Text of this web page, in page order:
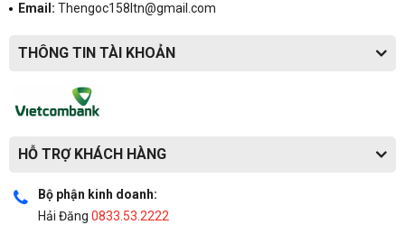
Email: Thengoc158ltn@gmail.com
THÔNG TIN TÀI KHOẢN
HỖ TRỢ KHÁCH HÀNG
Bộ phận kinh doanh:
Hải Đăng 0833.53.2222